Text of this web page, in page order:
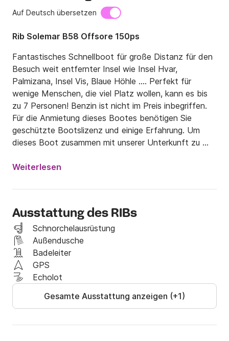
Auf Deutsch übersetzen
Rib Solemar B58 Offsore 150ps
Fantastisches Schnellboot für große Distanz für den
Besuch weit entfernter Insel wie Insel Hvar,
Palmizana, Insel Vis, Blaue Höhle .... Perfekt für
wenige Menschen, die viel Platz wollen, kann es bis
zu 7 Personen! Benzin ist nicht im Preis inbegriffen.
Für die Anmietung dieses Bootes benötigen Sie
geschützte Bootslizenz und einige Erfahrung. Um
dieses Boot zusammen mit unserer Unterkunft zu
kontaktieren Sie uns für weitere Informationen!
besuchen Sie viel Bestimmungsort. Wenn Sie Boot
Verfügung.
Weiterlesen
Ausstattung des RIBs
Schnorchelausrüstung
Außendusche
Badeleiter
GPS
Echolot
Gesamte Ausstattung anzeigen (+1)